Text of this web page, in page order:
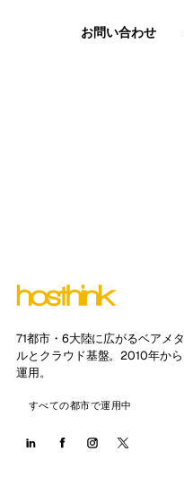
お問い合わせ
71都市・6大陸に広がるベアメタ
ルとクラウド基盤。2010年から
運用。
すべての都市で運用中